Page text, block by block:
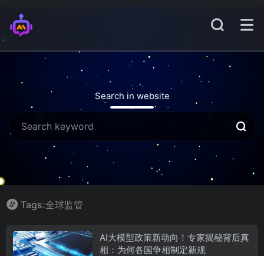
Search in website
Tags:全球监管
AI大模型政策新动向！专家揭秘背后真
相：为何各国争相制定新规